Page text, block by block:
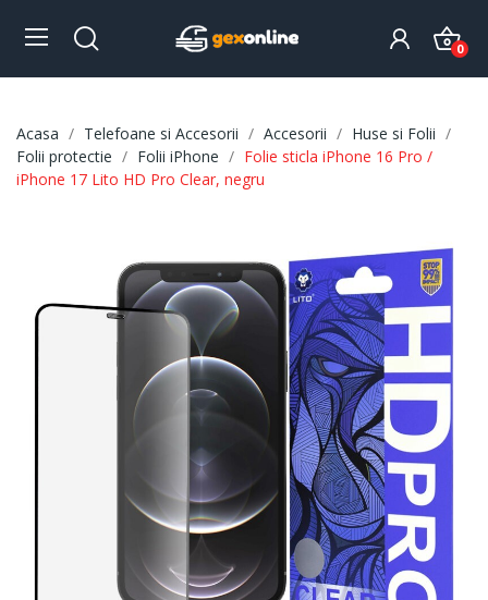
0
Acasa Telefoane si Accesorii Accesorii
Huse si Folii
Folii protectie
Folii iPhone
Folie sticla iPhone 16 Pro /
iPhone 17 Lito HD Pro Clear, negru